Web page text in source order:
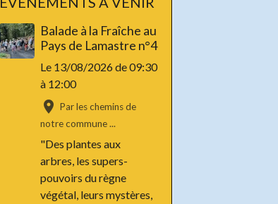
Balade à la Fraîche au
Pays de Lamastre n°4
Le 13/08/2026de 09:30
à 12:00
Par les chemins de
notre commune ...
"Des plantes aux
arbres, les supers-
pouvoirs du règne
végétal, leurs mystères,